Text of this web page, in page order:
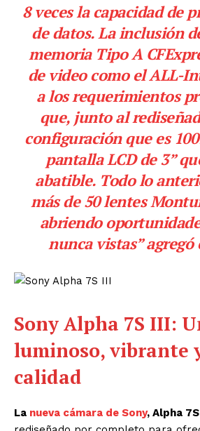
8 veces la capacidad de
de datos. La inclusión
memoria Tipo A
de video como el ALL-
a los requerimientos
que, junto al
configuración que es
pantalla LCD de 3”
abatible. Todo lo
más de 50 lentes
abriendo
nunca vistas” agregó
Sony Alpha 7S III:
luminoso, vibrante
calidad
La nueva cámara de Sony, Alpha